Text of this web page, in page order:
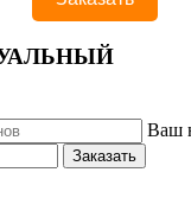
Ваш